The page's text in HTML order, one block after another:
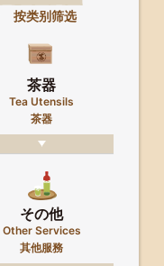
按类别筛选
茶器
Tea Utensils
茶器
その他
Other Services
其他服務